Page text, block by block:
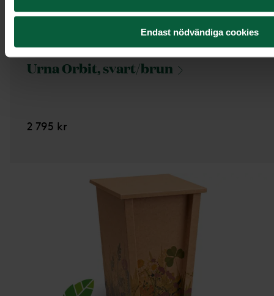
Endast nödvändiga cookies
Urna Orbit,svart/brun
2 795 kr